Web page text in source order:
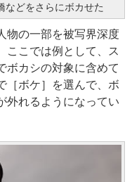
などをさらにボカせた
物の一部を被写界深度
ここでは例として、ス
ボカシの対象に含めて
［ボケ］を選んで、ボ
外れるようになってい